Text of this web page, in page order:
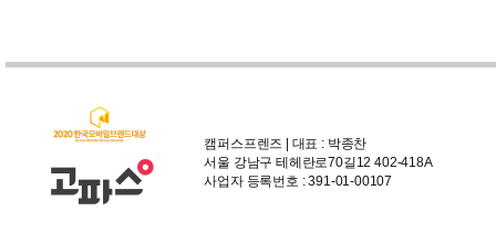
캠퍼스프렌즈 | 대표 : 박종찬
서울 강남구 테헤란로70길12 402-418A
사업자 등록번호 : 391-01-00107